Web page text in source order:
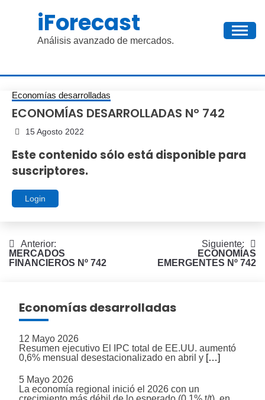
iForecast
Análisis avanzado de mercados.
Economías desarrolladas
ECONOMÍAS DESARROLLADAS Nº 742
15 Agosto 2022
Este contenido sólo está disponible para
suscriptores.
Login
Navegación
de
Anterior:
MERCADOS
FINANCIEROS Nº 742
Siguiente:
ECONOMÍAS
EMERGENTES Nº 742
Economías desarrolladas
12 Mayo 2026
Resumen ejecutivo El IPC total de EE.UU. aumentó
0,6% mensual desestacionalizado en abril y […]
5 Mayo 2026
La economía regional inició el 2026 con un